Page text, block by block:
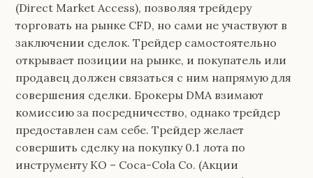
(Direct Market Access), позволяя трейдеру
торговать на рынке CFD, но сами не участвуют в
заключении сделок. Трейдер самостоятельно
открывает позиции на рынке, и покупатель или
продавец должен связаться с ним напрямую для
совершения сделки. Брокеры DMA взимают
комиссию за посредничество, однако трейдер
предоставлен сам себе. Трейдер желает
совершить сделку на покупку 0.1 лота по
инструменту KO – Coca-Cola Co. (Акции